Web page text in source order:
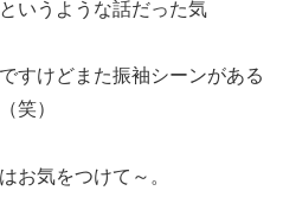
いうような話だった気
すけどまた振袖シーンがある
笑）
お気をつけて～。